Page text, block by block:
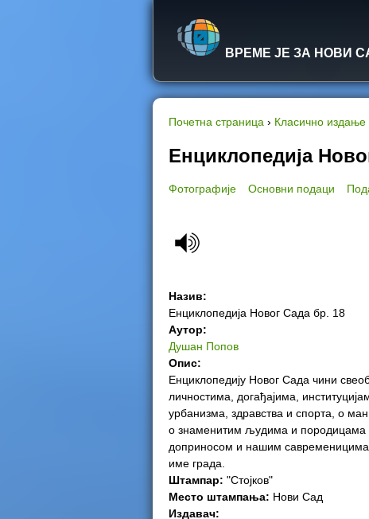
ВРЕМЕ ЈЕ ЗА НОВИ
Y
o
a
e
h
e
r
e
Почетна страница › Класично издање
Енциклопедија
Фотографије Основни подаци
Назив:
Енциклопедија Новог Сада бр. 18
Аутор:
Душан Попов
Опис:
Енциклопедију Новог Сада чини
личностима, догађајима,
урбанизма, здравства и спорта, о
о знаменитим људима и породицама
доприносом и нашим
име града.
Штампар: "Стојков"
Место штампања: Нови Сад
Издавач: